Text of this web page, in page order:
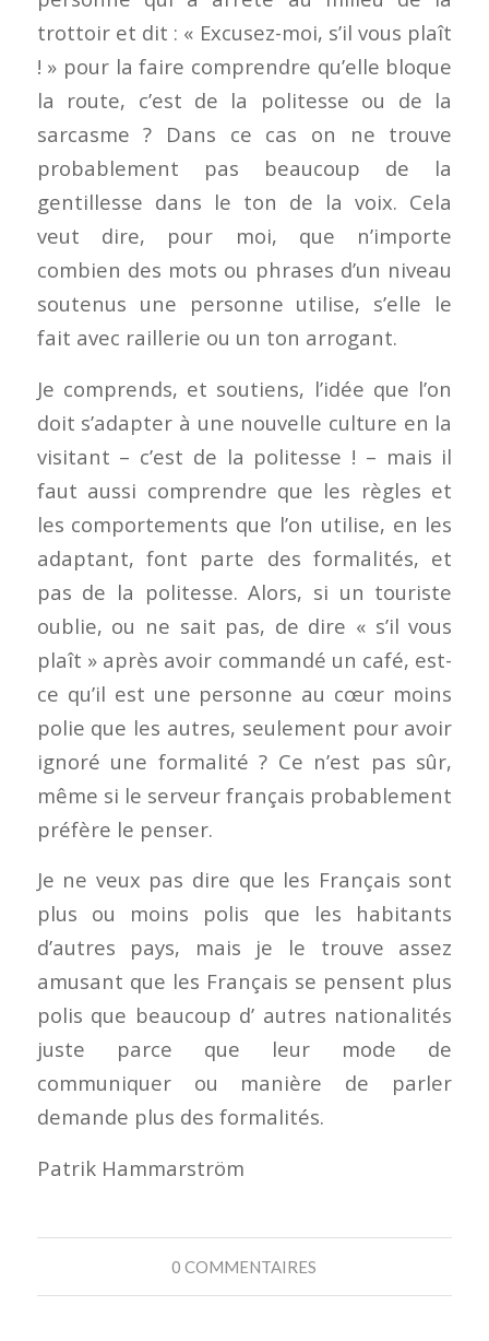
trottoir et dit : « Excusez-moi, s’il vous plaît
! » pour la faire comprendre qu’elle bloque
la route, c’est de la politesse ou de la
sarcasme ? Dans ce cas on ne trouve
probablement pas beaucoup de la
gentillesse dans le ton de la voix. Cela
veut dire, pour moi, que n’importe
combien des mots ou phrases d’un niveau
soutenus une personne utilise, s’elle le
fait avec raillerie ou un ton arrogant.
Je comprends, et soutiens, l’idée que l’on
doit s’adapter à une nouvelle culture en la
visitant – c’est de la politesse ! – mais il
faut aussi comprendre que les règles et
les comportements que l’on utilise, en les
adaptant, font parte des formalités, et
pas de la politesse. Alors, si un touriste
oublie, ou ne sait pas, de dire « s’il vous
plaît » après avoir commandé un café, est-
ce qu’il est une personne au cœur moins
polie que les autres, seulement pour avoir
ignoré une formalité ? Ce n’est pas sûr,
même si le serveur français probablement
préfère le penser.
Je ne veux pas dire que les Français sont
plus ou moins polis que les habitants
d’autres pays, mais je le trouve assez
amusant que les Français se pensent plus
polis que beaucoup d’ autres nationalités
juste parce que leur mode de
communiquer ou manière de parler
demande plus des formalités.
Patrik Hammarström
0 COMMENTAIRES